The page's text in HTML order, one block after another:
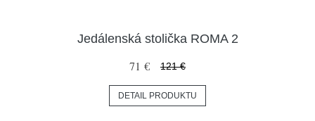
Jedálenská stolička ROMA 2
71 € 121 €
DETAIL PRODUKTU